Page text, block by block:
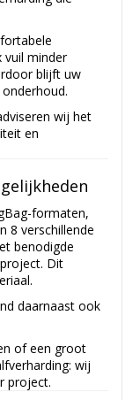
vuil minder
blijft uw
wij het
en
formaten,
8 verschillende
benodigde
Dit
daarnaast ook
of een groot
wij
project.